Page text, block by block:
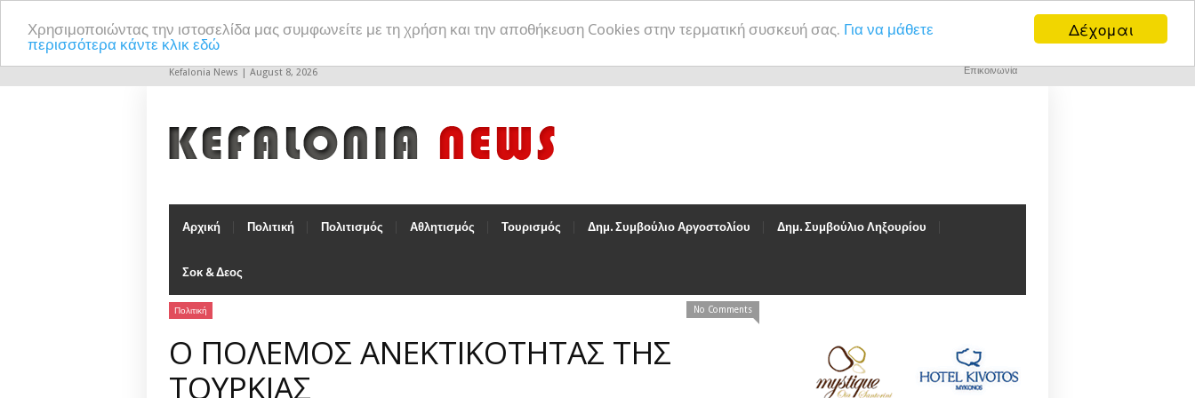
Δέχομαι
Χρησιμοποιώντας την ιστοσελίδα μας συμφωνείτε με τη χρήση και την αποθήκευση Cookies στην τερματική συσκευή σας. Για να μάθετε
περισσότερα κάντε κλικ εδώ
Kefalonia News | August 8, 2026 Επικοινωνία
Αρχική Πολιτική Πολιτισμός Αθλητισμός Τουρισμός Δημ. Συμβούλιο Αργοστολίου Δημ. Συμβούλιο Ληξουρίου
Σοκ & Δεος
Πολιτική No Comments
Ο ΠΟΛΕΜΟΣ ΑΝΕΚΤΙΚΟΤΗΤΑΣ ΤΗΣ
ΤΟΥΡΚΙΑΣ